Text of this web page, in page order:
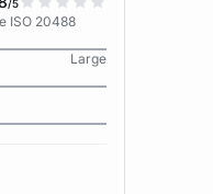
/5
ISO 20488
Large